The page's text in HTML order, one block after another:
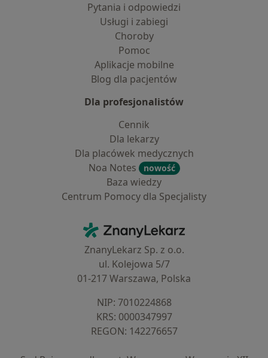
Pytania i odpowiedzi
Usługi i zabiegi
Choroby
Pomoc
Aplikacje mobilne
Blog dla pacjentów
Dla profesjonalistów
Cennik
Dla lekarzy
Dla placówek medycznych
Noa Notes
nowość
Baza wiedzy
Centrum Pomocy dla Specjalisty
ZnanyLekarz - Strona główna
ZnanyLekarz Sp. z o.o.
ul. Kolejowa 5/7
01-217 Warszawa, Polska
NIP: ⁠7010224868
KRS: ⁠0000347997
REGON: ⁠142276657